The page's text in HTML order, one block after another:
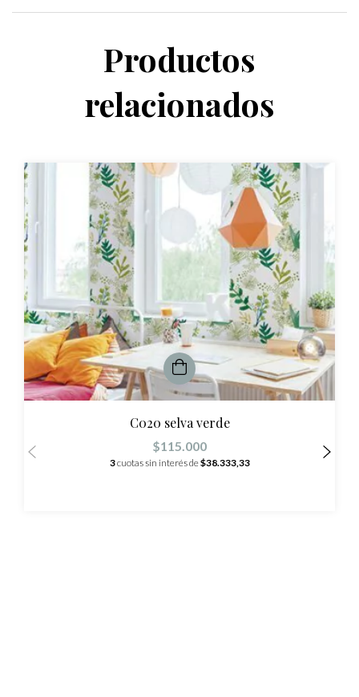
Productos
relacionados
C020 selva verde
$115.000
3cuotas sin interés de$38.333,33